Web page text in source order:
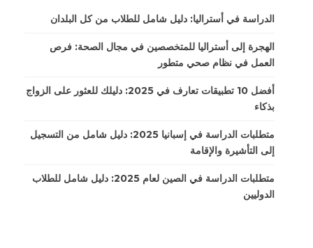
الدراسة في أستراليا: دليل شامل للطلاب من كل البلدان
الهجرة إلى أستراليا للمتخصصين في مجال الصحة: فرص
العمل في نظام صحي متطور
أفضل 10 تطبيقات تعارف في 2025: دليلك للعثور على الزواج
بذكاء
متطلبات الدراسة في إسبانيا 2025: دليل شامل من التسجيل
إلى التأشيرة والإقامة
متطلبات الدراسة في الصين لعام 2025: دليل شامل للطلاب
الدوليين